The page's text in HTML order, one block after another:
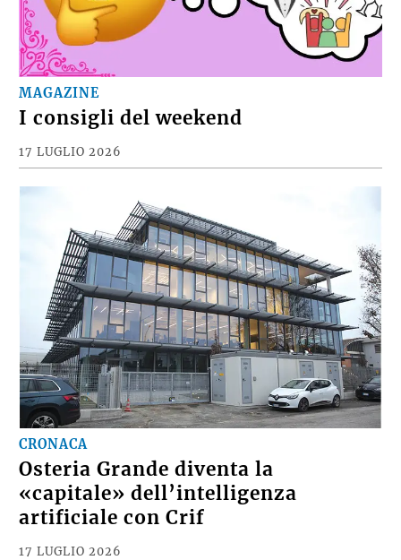
MAGAZINE
I consigli del weekend
17 LUGLIO 2026
CRONACA
Osteria Grande diventa la
«capitale» dell’intelligenza
artificiale con Crif
17 LUGLIO 2026